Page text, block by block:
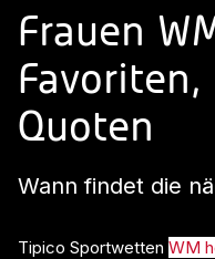
Frauen
Favoriten,
Quoten
Wann findet die
Tipico Sportwetten WM